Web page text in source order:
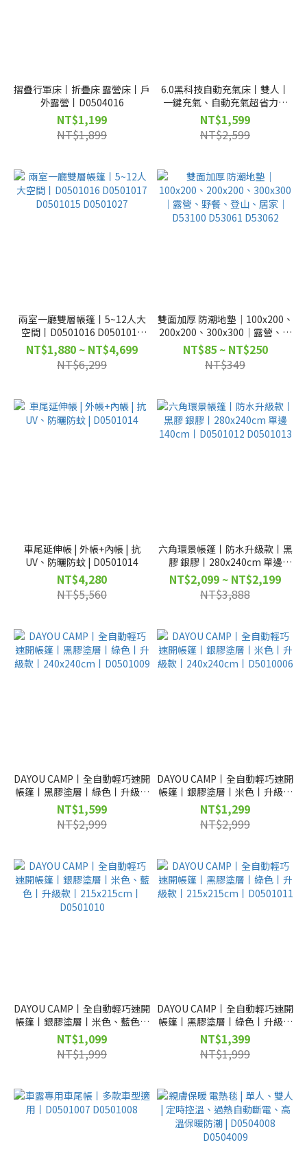
摺疊行軍床丨折疊床 露營床丨戶
外露營丨D0504016
NT$1,199
NT$1,899
6.0黑科技自動充氣床丨雙人丨
一鍵充氣、自動充氣超省力丨
D0504015
NT$1,599
NT$2,599
兩室一廳雙層帳篷丨5~12人大
空間丨D0501016 D0501017
D0501015 D0501027
NT$1,880 ~ NT$4,699
NT$6,299
雙面加厚 防潮地墊｜100x200、
200x200、300x300｜露營、野
餐、登山、居家｜D53100
D53061 D53062
NT$85 ~ NT$250
NT$349
車尾延伸帳 | 外帳+內帳 | 抗
UV、防曬防蚊 | D0501014
NT$4,280
NT$5,560
六角環景帳篷丨防水升級款丨黑
膠 銀膠丨280x240cm 單邊
140cm丨D0501012 D0501013
NT$2,099 ~ NT$2,199
NT$3,888
DAYOU CAMP丨全自動輕巧速開
帳篷丨黑膠塗層丨綠色丨升級款
丨240x240cm丨D0501009
NT$1,599
NT$2,999
DAYOU CAMP丨全自動輕巧速開
帳篷丨銀膠塗層丨米色丨升級款
丨240x240cm丨D5010006
NT$1,299
NT$2,999
DAYOU CAMP丨全自動輕巧速開
帳篷丨銀膠塗層丨米色、藍色丨
升級款丨215x215cm丨
D0501010
NT$1,099
NT$1,999
DAYOU CAMP丨全自動輕巧速開
帳篷丨黑膠塗層丨綠色丨升級款
丨215x215cm丨D0501011
NT$1,399
NT$1,999